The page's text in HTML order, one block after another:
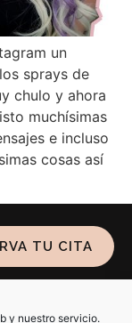
y nuestro servicio.
un
sprays de
chulo y ahora
muchísimas
e incluso
cosas así
TU CITA